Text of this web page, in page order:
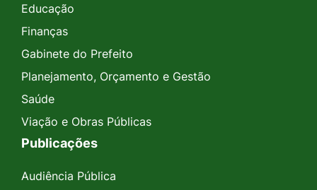
Educação
Finanças
Gabinete do Prefeito
Planejamento, Orçamento e Gestão
Saúde
Viação e Obras Públicas
Publicações
Audiência Pública